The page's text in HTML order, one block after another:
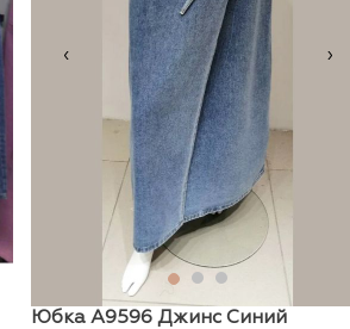
‹ ›
Юбка А9596 Джинс Синий